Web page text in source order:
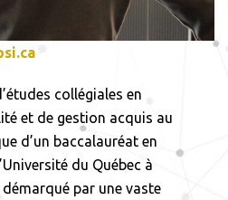
collégiales en
et de gestion acquis au
d’un baccalauréat en
du Québec à
démarqué par une vaste